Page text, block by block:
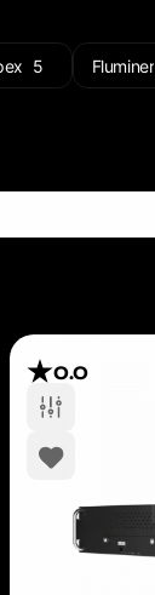
5 Fluminer
0.0